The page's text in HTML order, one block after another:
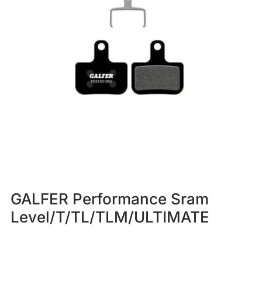
GALFER Performance Sram
Level/T/TL/TLM/ULTIMATE